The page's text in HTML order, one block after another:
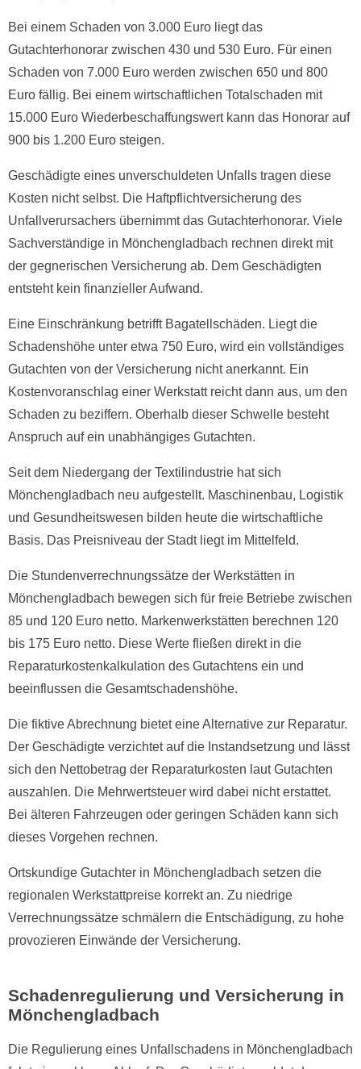
Bei einem Schaden von 3.000 Euro liegt das
Gutachterhonorar zwischen 430 und 530 Euro. Für einen
Schaden von 7.000 Euro werden zwischen 650 und 800
Euro fällig. Bei einem wirtschaftlichen Totalschaden mit
15.000 Euro Wiederbeschaffungswert kann das Honorar auf
900 bis 1.200 Euro steigen.
Geschädigte eines unverschuldeten Unfalls tragen diese
Kosten nicht selbst. Die Haftpflichtversicherung des
Unfallverursachers übernimmt das Gutachterhonorar. Viele
Sachverständige in Mönchengladbach rechnen direkt mit
der gegnerischen Versicherung ab. Dem Geschädigten
entsteht kein finanzieller Aufwand.
Eine Einschränkung betrifft Bagatellschäden. Liegt die
Schadenshöhe unter etwa 750 Euro, wird ein vollständiges
Gutachten von der Versicherung nicht anerkannt. Ein
Kostenvoranschlag einer Werkstatt reicht dann aus, um den
Schaden zu beziffern. Oberhalb dieser Schwelle besteht
Anspruch auf ein unabhängiges Gutachten.
Seit dem Niedergang der Textilindustrie hat sich
Mönchengladbach neu aufgestellt. Maschinenbau, Logistik
und Gesundheitswesen bilden heute die wirtschaftliche
Basis. Das Preisniveau der Stadt liegt im Mittelfeld.
Die Stundenverrechnungssätze der Werkstätten in
Mönchengladbach bewegen sich für freie Betriebe zwischen
85 und 120 Euro netto. Markenwerkstätten berechnen 120
bis 175 Euro netto. Diese Werte fließen direkt in die
Reparaturkostenkalkulation des Gutachtens ein und
beeinflussen die Gesamtschadenshöhe.
Die fiktive Abrechnung bietet eine Alternative zur Reparatur.
Der Geschädigte verzichtet auf die Instandsetzung und lässt
sich den Nettobetrag der Reparaturkosten laut Gutachten
auszahlen. Die Mehrwertsteuer wird dabei nicht erstattet.
Bei älteren Fahrzeugen oder geringen Schäden kann sich
dieses Vorgehen rechnen.
Ortskundige Gutachter in Mönchengladbach setzen die
regionalen Werkstattpreise korrekt an. Zu niedrige
Verrechnungssätze schmälern die Entschädigung, zu hohe
provozieren Einwände der Versicherung.
Schadenregulierung und Versicherung in
Mönchengladbach
Die Regulierung eines Unfallschadens in Mönchengladbach